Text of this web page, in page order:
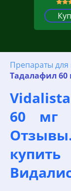
Препараты для
Тадалафил
60 мг